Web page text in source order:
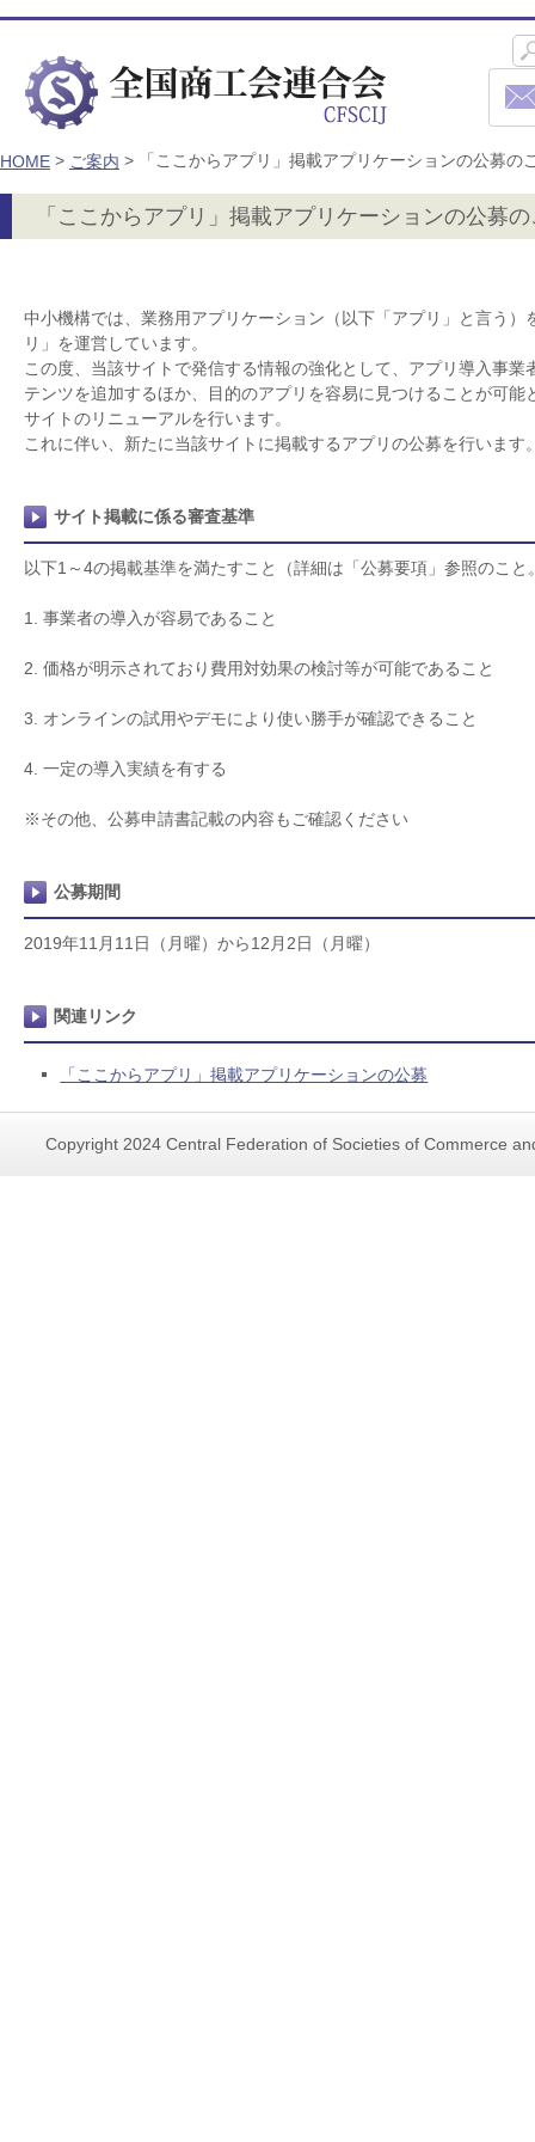
HOME > ご案内 > 「ここからアプリ」掲載アプリケーションの公募の
「ここからアプリ」掲載アプリケーションの公募
中小機構では、業務用アプリケーション（以下「アプリ」と言う）
リ」を運営しています。
この度、当該サイトで発信する情報の強化として、アプリ導入事
テンツを追加するほか、目的のアプリを容易に見つけることが可
サイトのリニューアルを行います。
これに伴い、新たに当該サイトに掲載するアプリの公募を行います
サイト掲載に係る審査基準
以下1～4の掲載基準を満たすこと（詳細は「公募要項」参照のこと
1. 事業者の導入が容易であること
2. 価格が明示されており費用対効果の検討等が可能であること
3. オンラインの試用やデモにより使い勝手が確認できること
4. 一定の導入実績を有する
※その他、公募申請書記載の内容もご確認ください
公募期間
2019年11月11日（月曜）から12月2日（月曜）
関連リンク
「ここからアプリ」掲載アプリケーションの公募
Copyright 2024 Central Federation of Societies of Commerce